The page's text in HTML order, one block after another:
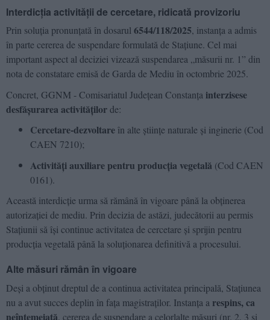
Interdicția activității de cercetare, ridicată provizoriu
Prin soluția pronunțată în dosarul 6544/118/2025, instanța a admis
în parte cererea de suspendare formulată de Stațiune. Cel mai
important aspect al deciziei vizează suspendarea „măsurii nr. 1” din
nota de constatare emisă de Garda de Mediu în octombrie 2025.
Concret, GGNM - Comisariatul Județean Constanța interzisese
desfășurarea activitățilorde:
Cercetare-dezvoltareîn alte științe naturale și inginerie (Cod
CAEN 7210);
Activități auxiliare pentru producția vegetală (Cod CAEN
0161).
Această interdicție urma să rămână în vigoare până la obținerea
autorizației de mediu. Prin decizia de astăzi, judecătorii au permis
Stațiunii să își continue activitatea de cercetare și sprijin pentru
producția vegetală până la soluționarea definitivă a procesului.
Alte măsuri rămân în vigoare
Deși a obținut dreptul de a continua activitatea principală, Stațiunea
nu a avut succes deplin în fața magistraților. Instanța a respins, ca
neîntemeiată, cererea de suspendare a celorlalte măsuri (nr. 2, 3 și